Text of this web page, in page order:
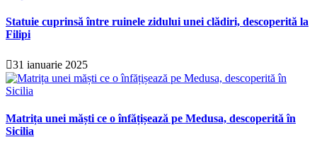
Statuie cuprinsă între ruinele zidului unei clădiri, descoperită la
Filipi
31 ianuarie 2025
Matrița unei măști ce o înfățișează pe Medusa, descoperită în
Sicilia